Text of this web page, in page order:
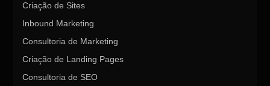
Criação de Sites
Inbound Marketing
Consultoria de Marketing
Criação de Landing Pages
Consultoria de SEO